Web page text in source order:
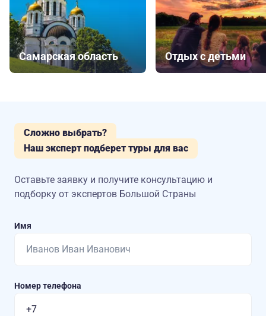
Самарская область Отдых с детьми
Сложно выбрать?
Наш эксперт подберет туры для вас
Оставьте заявку и получите консультацию и
подборку от экспертов Большой Страны
Имя
Номер телефона